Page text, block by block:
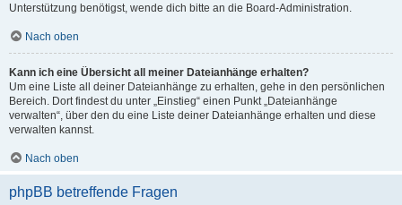
Unterstützung benötigst, wende dich bitte an die Board-Administration.
Nach oben
Kann ich eine Übersicht all meiner Dateianhänge erhalten?
Um eine Liste all deiner Dateianhänge zu erhalten, gehe in den persönlichen
Bereich. Dort findest du unter „Einstieg“ einen Punkt „Dateianhänge
verwalten“, über den du eine Liste deiner Dateianhänge erhalten und diese
verwalten kannst.
Nach oben
phpBB betreffende Fragen